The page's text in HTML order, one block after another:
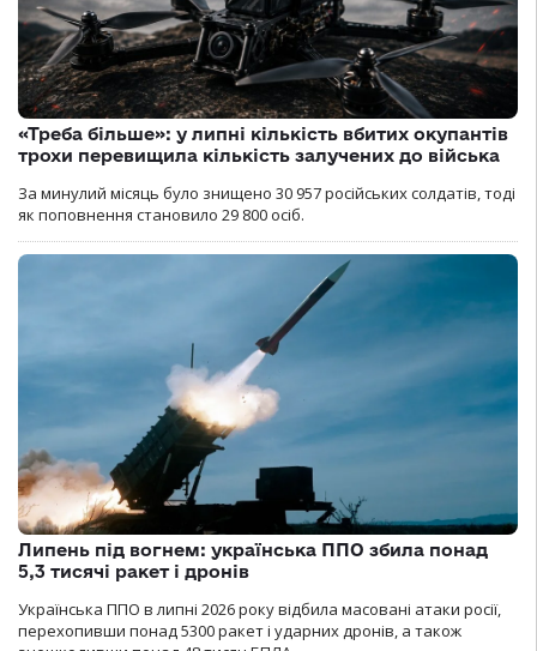
«Треба більше»: у липні кількість вбитих окупантів
трохи перевищила кількість залучених до війська
За минулий місяць було знищено 30 957 російських солдатів, тоді
як поповнення становило 29 800 осіб.
Липень під вогнем: українська ППО збила понад
5,3 тисячі ракет і дронів
Українська ППО в липні 2026 року відбила масовані атаки росії,
перехопивши понад 5300 ракет і ударних дронів, а також